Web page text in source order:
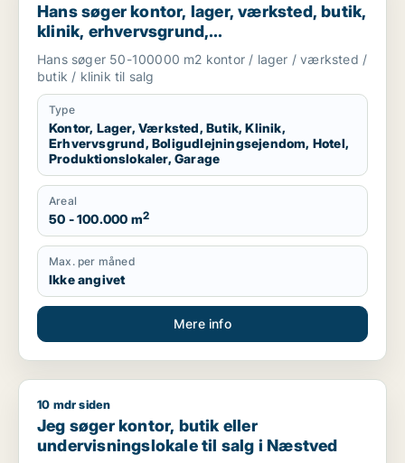
Hans søger kontor, lager, værksted, butik,
klinik, erhvervsgrund,
boligudlejningsejendom, hotel,
produktionslokaler eller garage til salg i
Region Sjælland
Hans søger 50-100000 m2 kontor / lager / værksted /
butik / klinik til salg
Type
Kontor, Lager, Værksted, Butik, Klinik,
Erhvervsgrund, Boligudlejningsejendom, Hotel,
Produktionslokaler, Garage
Areal
50 - 100.000 m2
Max. per måned
Ikke angivet
Mere info
Jeg søger kontor, butik eller undervisningslokale til salg i
10 mdr siden
Jeg søger kontor, butik eller
undervisningslokale til salg i Næstved